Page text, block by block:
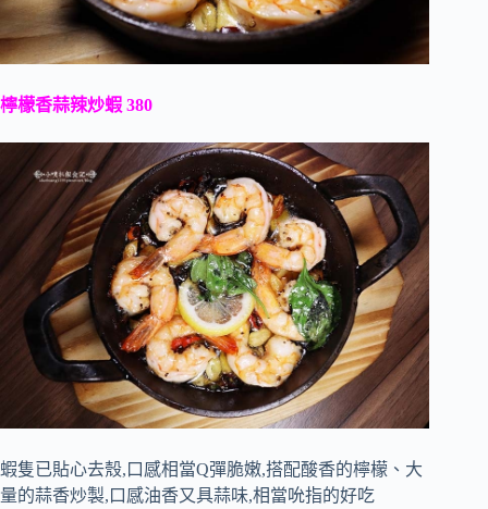
檸檬香蒜辣炒蝦 380
蝦隻已貼心去殼,口感相當Q彈脆嫩,搭配酸香的檸檬、大
量的蒜香炒製,口感油香又具蒜味,相當吮指的好吃